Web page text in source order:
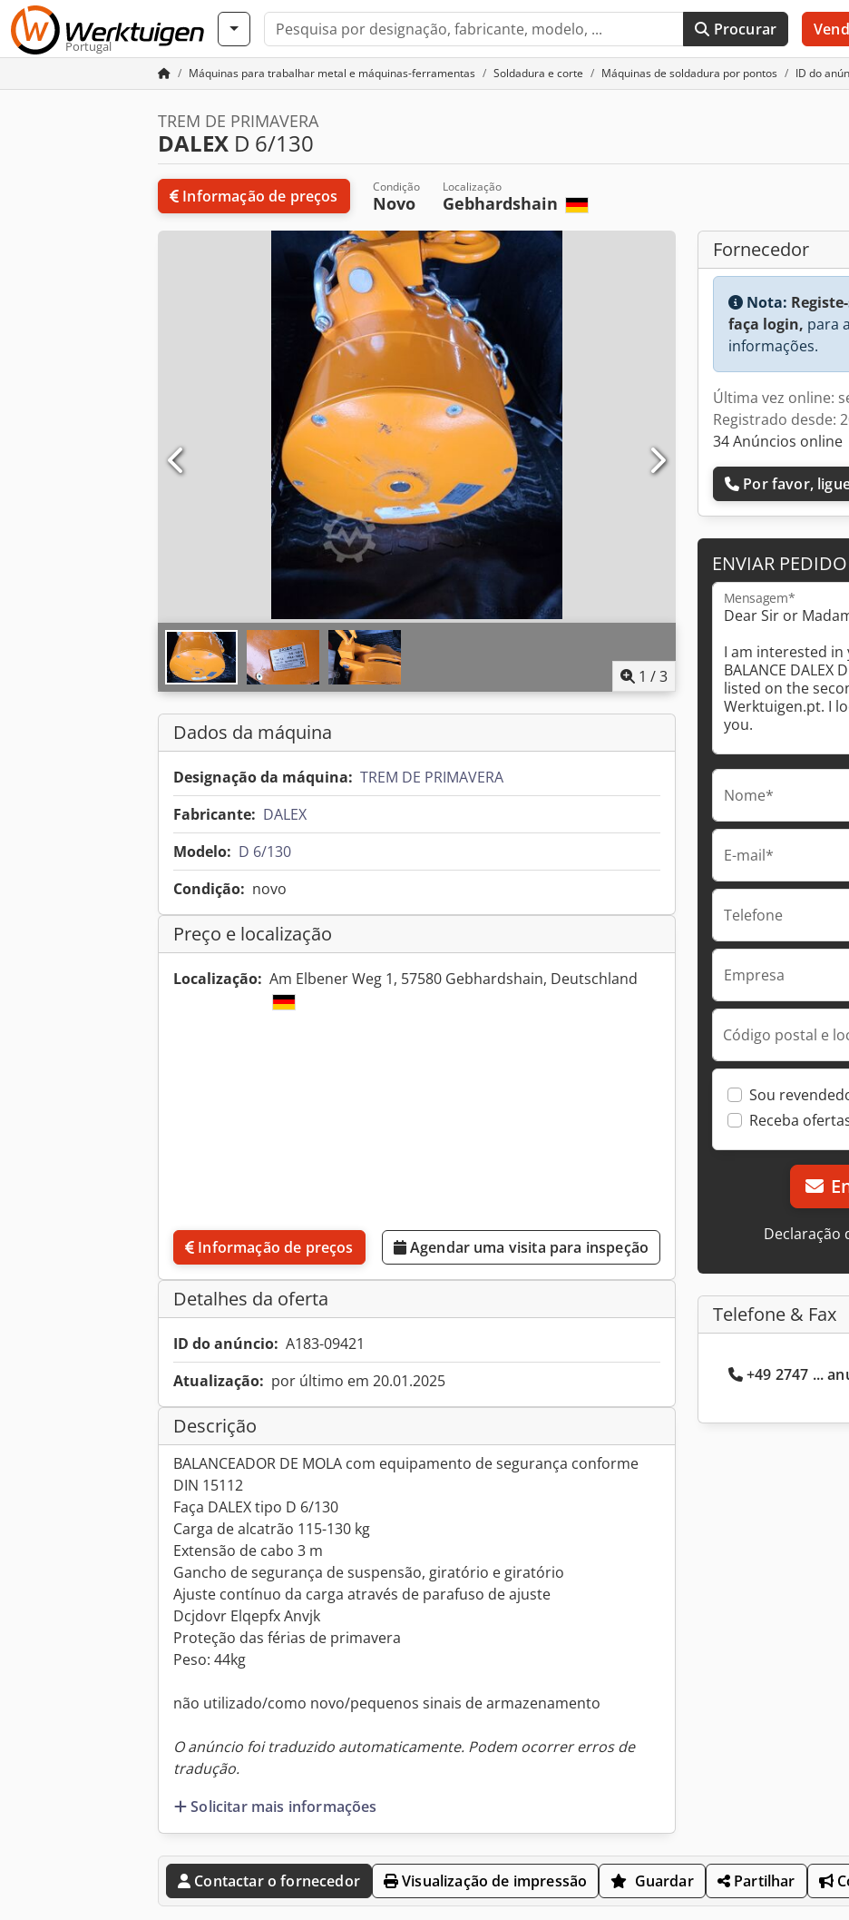
Portugal
Procurar
Máquinas para trabalhar metal e máquinas-ferramentas Soldadura e corte Máquinas de soldadura por pontos ID do
TREM DE PRIMAVERA
DALEX D 6/130
Informação de preços Condição
Novo
Localização
Gebhardshain
1 /3
Dados da máquina
Designação da máquina: TREM DE PRIMAVERA
Fabricante: DALEX
Modelo: D 6/130
Condição: novo
Preço e localização
Localização: Am Elbener Weg 1, 57580 Gebhardshain, Deutschland
Informação de preços Agendar uma visita para inspeção
Detalhes da oferta
ID do anúncio: A183-09421
Atualização: por último em 20.01.2025
Descrição
BALANCEADOR DE MOLA com equipamento de segurança conforme
DIN 15112
Faça DALEX tipo D 6/130
Carga de alcatrão 115-130 kg
Extensão de cabo 3 m
Gancho de segurança de suspensão, giratório e giratório
Ajuste contínuo da carga através de parafuso de ajuste
Dcjdovr Elqepfx Anvjk
Proteção das férias de primavera
Peso: 44kg
não utilizado/como novo/pequenos sinais de armazenamento
O anúncio foi traduzido automaticamente. Podem ocorrer erros de
tradução.
Solicitar mais informações
Fornecedor
Nota:
faça login, para
informações.
Última vez online:
Registrado desde:
34 Anúncios online
Por favor,
ENVIAR PEDIDO
Mensagem*
Nome*
E-mail*
Telefone
Empresa
Código postal e
Sou
Receba
Declaração
Telefone & Fax
+49 2747 ...
Contactar o fornecedor Visualização de impressão Guardar Partilhar